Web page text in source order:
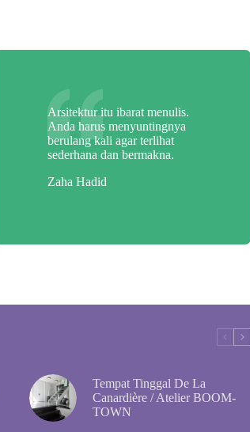
Arsitektur itu ibarat menulis.
Anda harus menyuntingnya
berulang kali agar terlihat
sederhana dan bermakna.
Zaha Hadid
Tempat Tinggal De La
Canardière / Atelier BOOM-
TOWN